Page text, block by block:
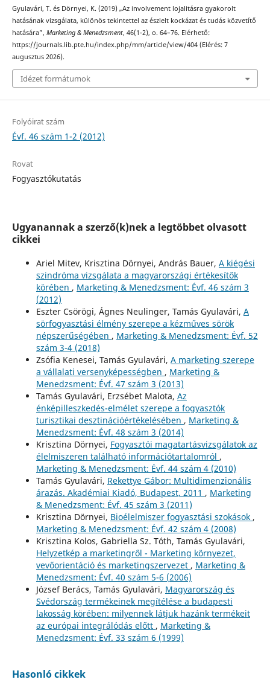
Gyulavári, T. és Dörnyei, K. (2019) „Az involvement lojalitásra gyakorolt
hatásának vizsgálata, különös tekintettel az észlelt kockázat és tudás közvetítő
hatására”, Marketing & Menedzsment, 46(1-2), o. 64–76. Elérhető:
https://journals.lib.pte.hu/index.php/mm/article/view/404 (Elérés: 7
augusztus 2026).
Idézet formátumok
Folyóirat szám
Évf. 46 szám 1-2 (2012)
Rovat
Fogyasztókutatás
Ugyanannak a szerző(k)nek a legtöbbet olvasott
cikkei
Ariel Mitev, Krisztina Dörnyei, András Bauer, A kiégési
szindróma vizsgálata a magyarországi értékesítők
körében , Marketing & Menedzsment: Évf. 46 szám 3
(2012)
Eszter Csörögi, Ágnes Neulinger, Tamás Gyulavári, A
sörfogyasztási élmény szerepe a kézműves sörök
népszerűségében , Marketing & Menedzsment: Évf. 52
szám 3-4 (2018)
Zsófia Kenesei, Tamás Gyulavári, A marketing szerepe
a vállalati versenyképességben , Marketing &
Menedzsment: Évf. 47 szám 3 (2013)
Tamás Gyulavári, Erzsébet Malota, Az
énképilleszkedés-elmélet szerepe a fogyasztók
turisztikai desztinációértékelésében , Marketing &
Menedzsment: Évf. 48 szám 3 (2014)
Krisztina Dörnyei, Fogyasztói magatartásvizsgálatok az
élelmiszeren található információtartalomról ,
Marketing & Menedzsment: Évf. 44 szám 4 (2010)
Tamás Gyulavári, Rekettye Gábor: Multidimenzionális
árazás. Akadémiai Kiadó, Budapest, 2011 , Marketing
& Menedzsment: Évf. 45 szám 3 (2011)
Krisztina Dörnyei, Bioélelmiszer fogyasztási szokások ,
Marketing & Menedzsment: Évf. 42 szám 4 (2008)
Krisztina Kolos, Gabriella Sz. Tóth, Tamás Gyulavári,
Helyzetkép a marketingről - Marketing környezet,
vevőorientáció és marketingszervezet , Marketing &
Menedzsment: Évf. 40 szám 5-6 (2006)
József Berács, Tamás Gyulavári, Magyarország és
Svédország termékeinek megítélése a budapesti
lakosság körében: milyennek látjuk hazánk termékeit
az európai integrálódás előtt , Marketing &
Menedzsment: Évf. 33 szám 6 (1999)
Hasonló cikkek